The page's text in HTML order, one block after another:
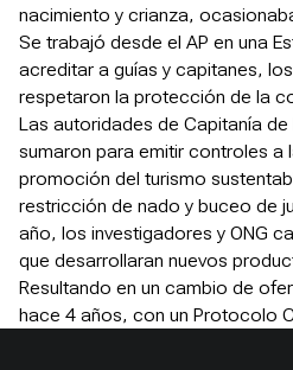
nacimiento y crianza,
Se trabajó desde el AP en una
acreditar a guías y capitanes,
respetaron la protección de la
Las autoridades de Capitanía
sumaron para emitir controles a
promoción del turismo
restricción de nado y buceo de
año, los investigadores y ONG
que desarrollaran nuevos
Resultando en un cambio de
hace 4 años, con un Protocolo